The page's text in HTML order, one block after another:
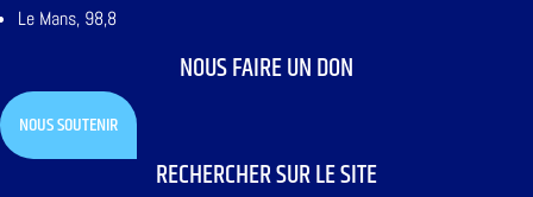
Le Mans, 98,8
NOUS FAIRE UN DON
NOUS SOUTENIR
RECHERCHER SUR LE SITE